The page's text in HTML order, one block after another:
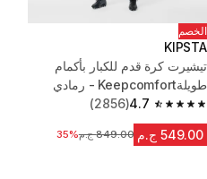
الخصم
KIPSTA
تيشيرت كرة قدم للكبار بأكمام
طويلةKeepcomfort - رمادي
4.7
4.7 out of 5 stars from 2856 reviews
(2856)
549.00 ج.م السعر قبل التخفيض
849.00 ج.م 35%